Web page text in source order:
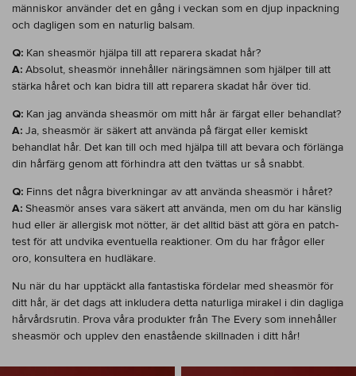
människor använder det en gång i veckan som en djup inpackning
och dagligen som en naturlig balsam.
Q: Kan sheasmör hjälpa till att reparera skadat hår?
A: Absolut, sheasmör innehåller näringsämnen som hjälper till att
stärka håret och kan bidra till att reparera skadat hår över tid.
Q: Kan jag använda sheasmör om mitt hår är färgat eller behandlat?
A: Ja, sheasmör är säkert att använda på färgat eller kemiskt
behandlat hår. Det kan till och med hjälpa till att bevara och förlänga
din hårfärg genom att förhindra att den tvättas ur så snabbt.
Q: Finns det några biverkningar av att använda sheasmör i håret?
A: Sheasmör anses vara säkert att använda, men om du har känslig
hud eller är allergisk mot nötter, är det alltid bäst att göra en patch-
test för att undvika eventuella reaktioner. Om du har frågor eller
oro, konsultera en hudläkare.
Nu när du har upptäckt alla fantastiska fördelar med sheasmör för
ditt hår, är det dags att inkludera detta naturliga mirakel i din dagliga
hårvårdsrutin. Prova våra produkter från The Every som innehåller
sheasmör och upplev den enastående skillnaden i ditt hår!